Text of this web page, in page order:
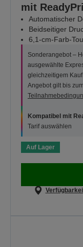
mit
Automatischer
Beidseitiger
6,1-cm-Farb-
Sonderangebot –
ausgewählte
gleichzeitigem
Angebot gilt bis
Kompatibel mit
Tarif auswählen
Auf Lager